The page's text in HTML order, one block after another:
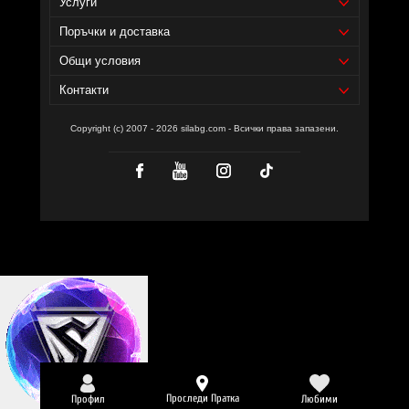
Поръчки и доставка
Общи условия
Контакти
Copyright (c) 2007 - 2026 silabg.com - Всички права запазени.
Профил Проследи Пратка Любими